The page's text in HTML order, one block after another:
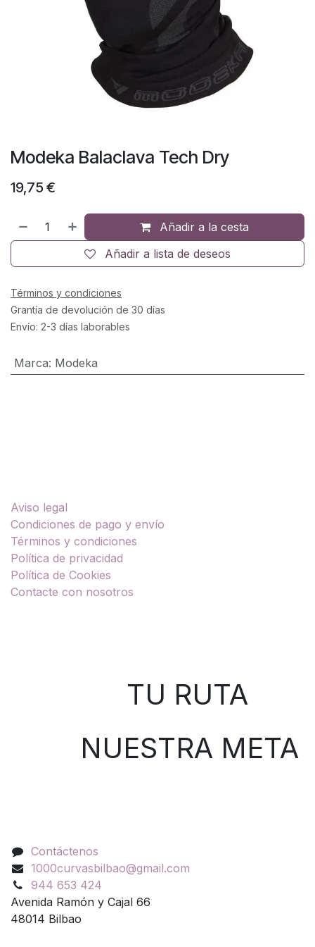
Modeka Balaclava Tech Dry
19,75 €
Añadir a la cesta
Añadir a lista de deseos
Términos y condiciones
Grantía de devolución de 30 días
Envío: 2-3 días laborables
Marca: Modeka
Aviso legal
Condiciones de pago y envío
Términos y condiciones
Política de privacidad
Política de Cookies
Contacte con nosotros
TU RUTA
NUESTRA META
Contáctenos
1000curvasbilbao@gmail.com
944 653 424
Avenida Ramón y Cajal 66
48014 Bilbao